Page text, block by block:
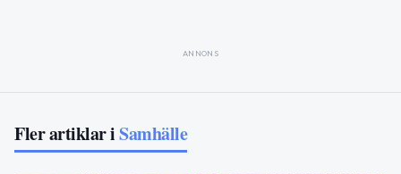
ANNONS
Fler artiklar iSamhälle